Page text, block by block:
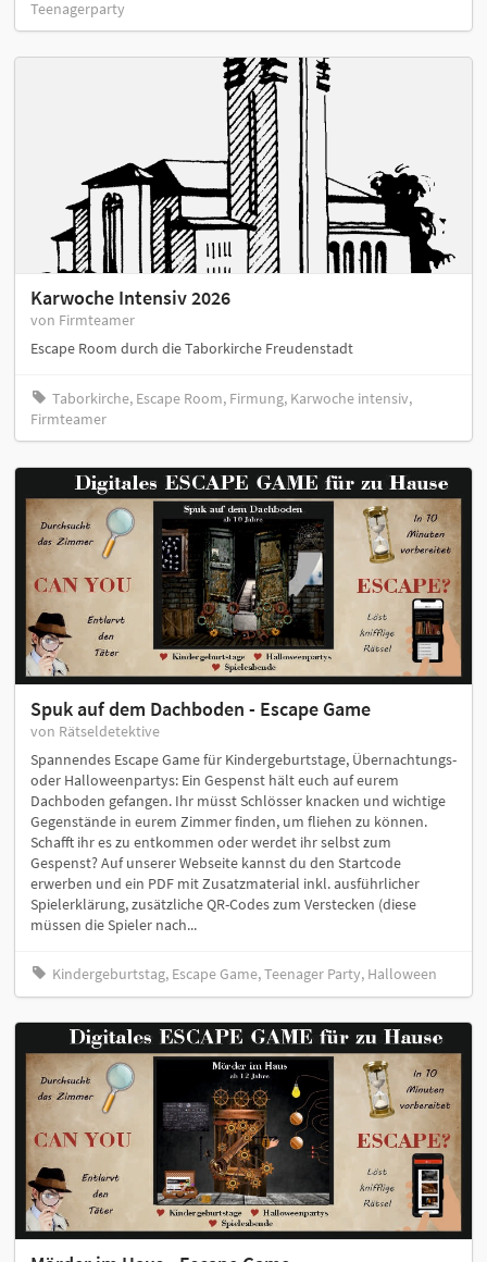
Teenagerparty
Karwoche Intensiv 2026
von Firmteamer
Escape Room durch die Taborkirche Freudenstadt
Taborkirche, Escape Room, Firmung, Karwoche intensiv,
Firmteamer
Spuk auf dem Dachboden - Escape Game
von Rätseldetektive
Spannendes Escape Game für Kindergeburtstage, Übernachtungs-
oder Halloweenpartys: Ein Gespenst hält euch auf eurem
Dachboden gefangen. Ihr müsst Schlösser knacken und wichtige
Gegenstände in eurem Zimmer finden, um fliehen zu können.
Schafft ihr es zu entkommen oder werdet ihr selbst zum
Gespenst? Auf unserer Webseite kannst du den Startcode
erwerben und ein PDF mit Zusatzmaterial inkl. ausführlicher
Spielerklärung, zusätzliche QR-Codes zum Verstecken (diese
müssen die Spieler nach...
Kindergeburtstag, Escape Game, Teenager Party, Halloween